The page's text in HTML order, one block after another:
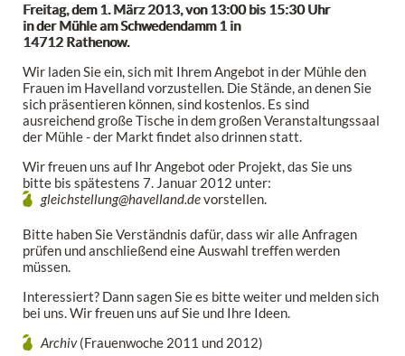
Freitag, dem 1. März 2013, von 13:00 bis 15:30 Uhr
in der Mühle am Schwedendamm 1 in
14712 Rathenow.
Wir laden Sie ein, sich mit Ihrem Angebot in der Mühle den
Frauen im Havelland vorzustellen. Die Stände, an denen Sie
sich präsentieren können, sind kostenlos. Es sind
ausreichend große Tische in dem großen Veranstaltungssaal
der Mühle - der Markt findet also drinnen statt.
Wir freuen uns auf Ihr Angebot oder Projekt, das Sie uns
bitte bis spätestens 7. Januar 2012 unter:
gleichstellung@havelland.devorstellen.
Bitte haben Sie Verständnis dafür, dass wir alle Anfragen
prüfen und anschließend eine Auswahl treffen werden
müssen.
Interessiert? Dann sagen Sie es bitte weiter und melden sich
bei uns. Wir freuen uns auf Sie und Ihre Ideen.
Archiv(Frauenwoche 2011 und 2012)